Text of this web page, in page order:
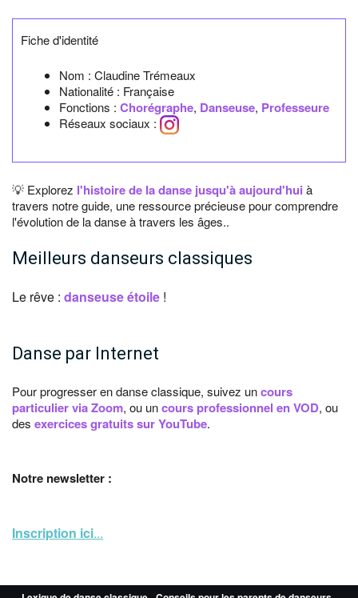
Fiche d'identité
Nom : Claudine Trémeaux
Nationalité : Française
Fonctions : Chorégraphe, Danseuse, Professeure
Réseaux sociaux :
💡 Explorez l'histoire de la danse jusqu'à aujourd'hui à
travers notre guide, une ressource précieuse pour comprendre
l'évolution de la danse à travers les âges..
Meilleurs danseurs classiques
Le rêve : danseuse étoile !
Danse par Internet
Pour progresser en danse classique, suivez uncours
particulier via Zoom, ou uncours professionnel en VOD, ou
des exercices gratuits sur YouTube.
Notre newsletter :
Inscription ici...